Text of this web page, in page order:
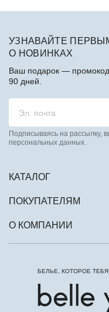
КАТАЛОГ
ПОКУПАТЕЛЯМ
О КОМПАНИИ
УЗНАВАЙТЕ
О НОВИНКАХ
Ваш подарок — промокод
90 дней.
Подписываясь на рассылку,
персональных данных.
БЕЛЬЕ, КОТОРОЕ ТЕБЯ